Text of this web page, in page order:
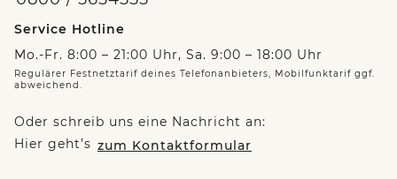
Service Hotline
Mo.-Fr. 8:00 – 21:00 Uhr, Sa. 9:00 – 18:00 Uhr
Regulärer Festnetztarif deines Telefonanbieters, Mobilfunktarif ggf.
abweichend.
Oder schreib uns eine Nachricht an:
Hier geht’s zum Kontaktformular